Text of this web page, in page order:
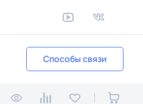
Способы связи